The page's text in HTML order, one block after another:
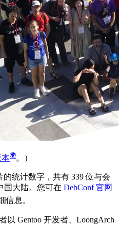
本 。）
的统计数字，共有 339 位与会
国大陆。您可在 DebConf 官网
信息。
以 Gentoo 开发者、LoongArch